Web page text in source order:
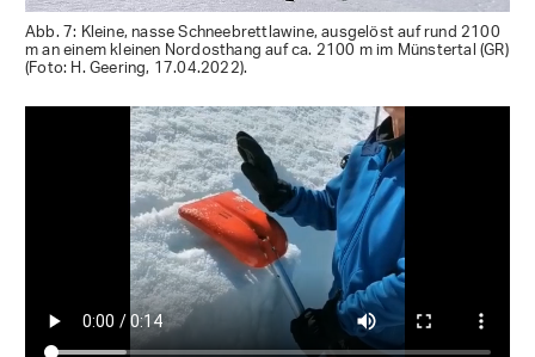
Abb. 7: Kleine, nasse Schneebrettlawine, ausgelöst auf rund 2100
m an einem kleinen Nordosthang auf ca. 2100 m im Münstertal (GR)
(Foto: H. Geering, 17.04.2022).